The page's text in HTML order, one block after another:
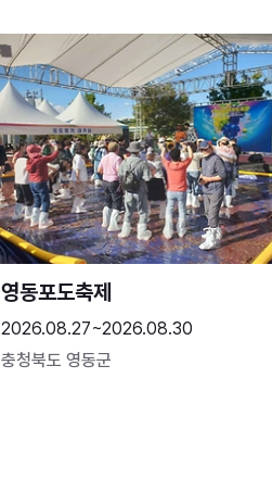
영동포도축제
2026.08.27~2026.08.30
충청북도 영동군